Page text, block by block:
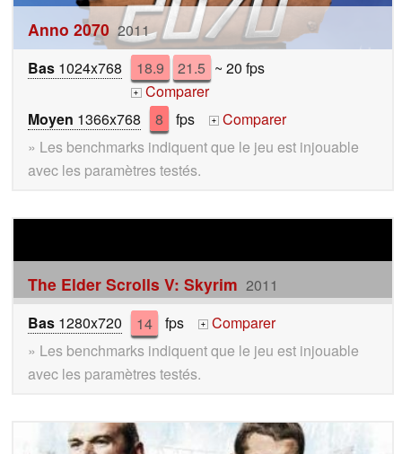
Anno 2070 2011
Bas 1024x768 18.9 21.5 ~ 20 fps
+ Comparer
Moyen 1366x768 8 fps +
Comparer
» Les benchmarks indiquent que le jeu est injouable
avec les paramètres testés.
The Elder Scrolls V: Skyrim 2011
Bas 1280x720 14 fps +
Comparer
» Les benchmarks indiquent que le jeu est injouable
avec les paramètres testés.